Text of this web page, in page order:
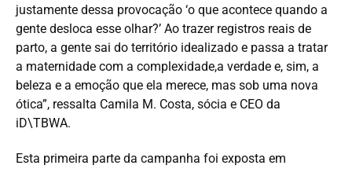
justamente dessa provocação ‘o que acontece quando a
gente desloca esse olhar?’ Ao trazer registros reais de
parto, a gente sai do território idealizado e passa a tratar
a maternidade com a complexidade,a verdade e, sim, a
beleza e a emoção que ela merece, mas sob uma nova
ótica”, ressalta Camila M. Costa, sócia e CEO da
iD\TBWA.
Esta primeira parte da campanha foi exposta em